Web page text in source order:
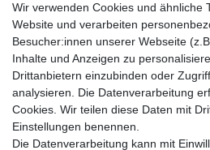
Newsletter-Anmeldung
FAQ / Fragen
Mein Warenkorb
Mein Merkzettel
Mein Konto
UNSER LADENGESCHÄFT
Wir verwenden Cookies und ähnliche
Website und verarbeiten
Besucher:innen unserer Webseite
Inhalte und Anzeigen zu
Drittanbietern einzubinden oder
analysieren. Die Datenverarbeitung
Cookies. Wir teilen diese Daten mit
Einstellungen benennen.
Die Datenverarbeitung kann mit